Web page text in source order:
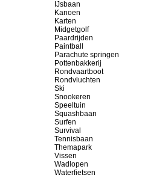
IJsbaan
Kanoen
Karten
Midgetgolf
Paardrijden
Paintball
Parachute springen
Pottenbakkerij
Rondvaartboot
Rondvluchten
Ski
Snookeren
Speeltuin
Squashbaan
Surfen
Survival
Tennisbaan
Themapark
Vissen
Wadlopen
Waterfietsen